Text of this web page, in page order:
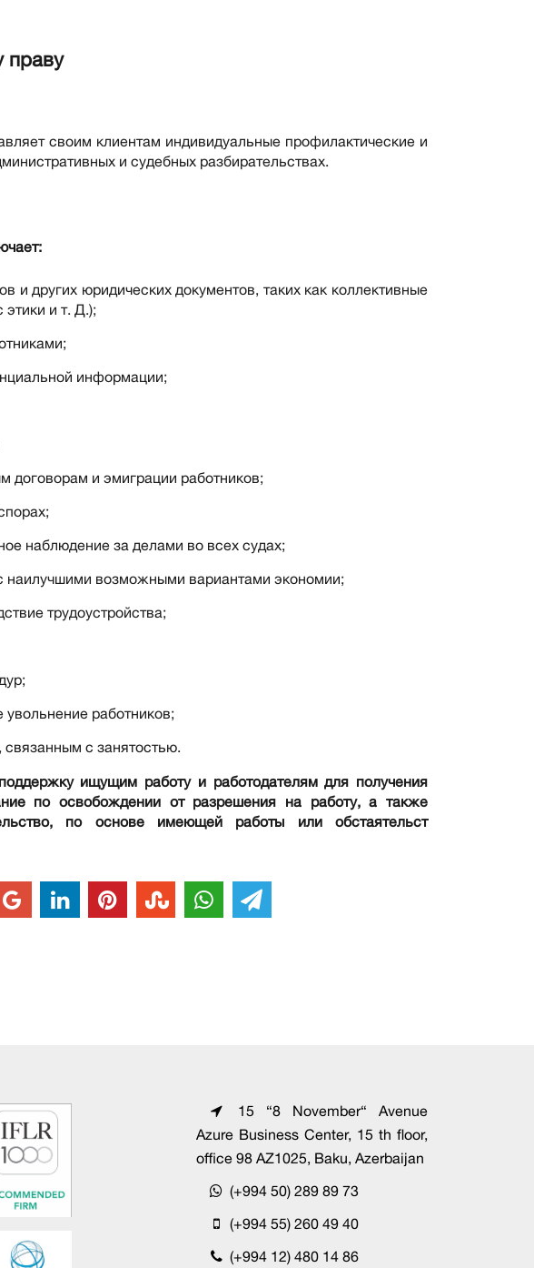
праву
своим клиентам индивидуальные профилактические и
и судебных разбирательствах.
и других юридических документов, таких как коллективные
и т. Д.);
информации;
договорам и эмиграции работников;
наблюдение за делами во всех судах;
наилучшими возможными вариантами экономии;
трудоустройства;
увольнение работников;
связанным с занятостью.
ищущим работу и работодателям для получения
по освобождении от разрешения на работу, а также
по основе имеющей работы или обстаятельст
15 “8 November“ Avenue
Azure Business Center, 15 th floor,
office 98 AZ1025, Baku, Azerbaijan
(+994 50) 289 89 73
(+994 55) 260 49 40
(+994 12) 480 14 86